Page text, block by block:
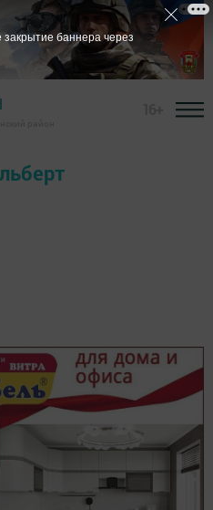
закрытие баннера через